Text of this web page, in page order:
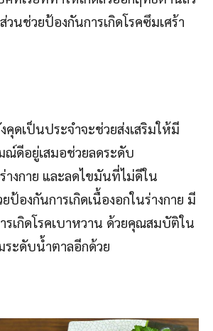
วนช่วยป้องกันการเกิดโรคซึมเศร้า
ดเป็นประจำจะช่วยส่งเสริมให้มี
ดีอยู่เสมอช่วยลดระดับ
างกาย และลดไขมันที่ไม่ดีใน
ป้องกันการเกิดเนื้องอกในร่างกาย มี
รเกิดโรคเบาหวาน ด้วยคุณสมบัติใน
ระดับน้ำตาลอีกด้วย